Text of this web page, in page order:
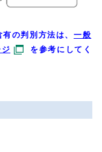
有の判別方法は、一般
を参考にしてく